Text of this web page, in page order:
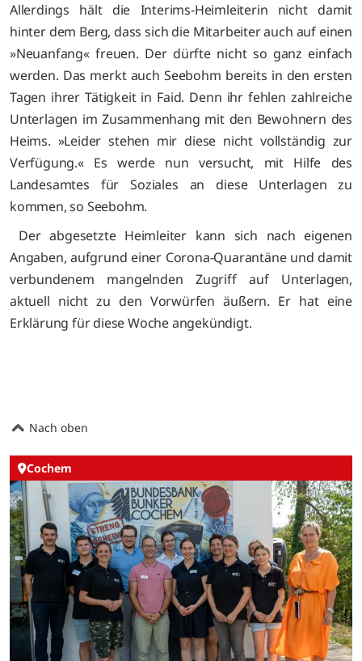
Allerdings hält die Interims-Heimleiterin nicht damit
hinter dem Berg, dass sich die Mitarbeiter auch auf einen
»Neuanfang« freuen. Der dürfte nicht so ganz einfach
werden. Das merkt auch Seebohm bereits in den ersten
Tagen ihrer Tätigkeit in Faid. Denn ihr fehlen zahlreiche
Unterlagen im Zusammenhang mit den Bewohnern des
Heims. »Leider stehen mir diese nicht vollständig zur
Verfügung.« Es werde nun versucht, mit Hilfe des
Landesamtes für Soziales an diese Unterlagen zu
kommen, so Seebohm.
Der abgesetzte Heimleiter kann sich nach eigenen
Angaben, aufgrund einer Corona-Quarantäne und damit
verbundenem mangelnden Zugriff auf Unterlagen,
aktuell nicht zu den Vorwürfen äußern. Er hat eine
Erklärung für diese Woche angekündigt.
Nach oben
Cochem